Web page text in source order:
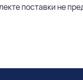
поставки не